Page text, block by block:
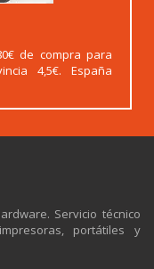
de compra para
4,5€. España
Servicio técnico
portátiles y